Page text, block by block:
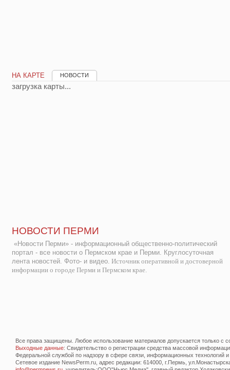
НА КАРТЕ НОВОСТИ
загрузка карты...
НОВОСТИ ПЕРМИ
«Новости Перми» - информационный общественно-политический
портал - все новости о Пермском крае и Перми. Круглосуточная
лента новостей. Фото- и видео. Источник оперативной и достоверной
информации о городе Перми и Пермском крае.
Все права защищены. Любое использование материалов допускается только с
Выходные данные: Свидетельство о регистрации средства массовой
Федеральной службой по надзору в сфере связи, информационных технологий
Сетевое издание NewsPerm.ru, адрес редакции: 614000, г.Пермь,